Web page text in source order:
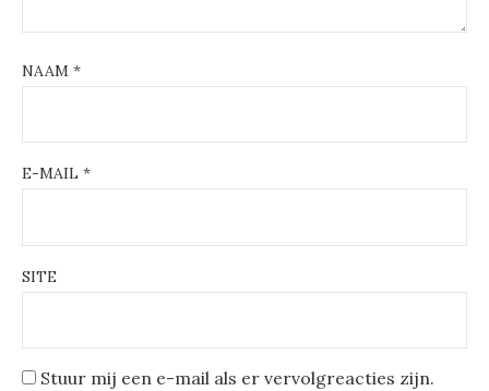
NAAM *
E-MAIL *
SITE
Stuur mij een e-mail als er vervolgreacties zijn.